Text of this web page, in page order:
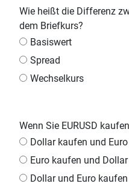
Wie heißt die Differenz
dem Briefkurs?
Basiswert
Spread
Wechselkurs
Wenn Sie EURUSD
Dollar kaufen und
Euro kaufen und
Dollar und Euro kaufen